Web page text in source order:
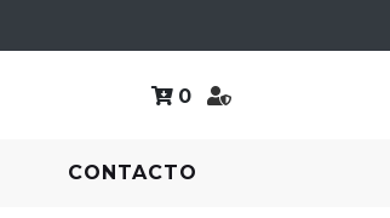
0
CONTACTO